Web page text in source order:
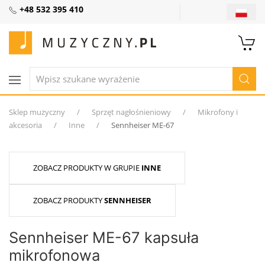
+48 532 395 410
Sklep muzyczny Sprzęt nagłośnieniowy
Mikrofony i
akcesoria
Inne Sennheiser ME-67
ZOBACZ PRODUKTY W GRUPIE INNE
ZOBACZ PRODUKTYSENNHEISER
Sennheiser ME-67 kapsuła
mikrofonowa